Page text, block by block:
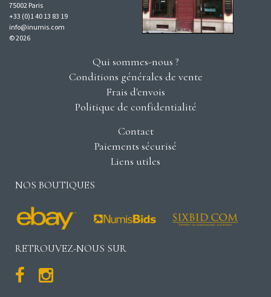
75002 Paris
+33 (0)1 40 13 83 19
info@inumis.com
© 2026
Qui sommes-nous ?
Conditions générales de vente
Frais d'envois
Politique de confidentialité
Contact
Paiements sécurisé
Liens utiles
NOS BOUTIQUES
RETROUVEZ-NOUS SUR